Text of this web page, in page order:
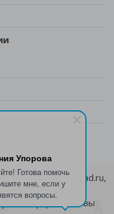
Упорова
Готова помочь
мне, если у
вопросы.
магазина sad.ru,
файловcookie
информации, вы